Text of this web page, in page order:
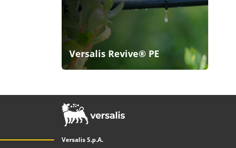
Versalis Revive® PE
Versalis S.p.A.